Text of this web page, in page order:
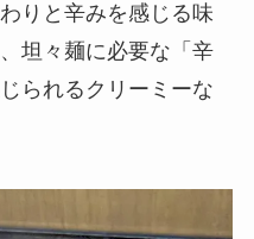
りと辛みを感じる味
坦々麺に必要な「辛
られるクリーミーな